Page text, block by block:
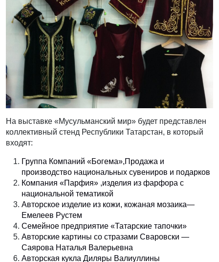
На выставке «Мусульманский мир» будет представлен
коллективный стенд Республики Татарстан, в который
входят:
Группа Компаний «Богема»,Продажа и
производство национальных сувениров и подарков
Компания «Парфия» ,изделия из фарфора с
национальной тематикой
Авторское изделие из кожи, кожаная мозаика—
Емелеев Рустем
Семейное предприятие «Татарские тапочки»
Авторские картины со стразами Сваровски —
Саярова Наталья Валерьевна
Авторская кукла Диляры Валиуллины